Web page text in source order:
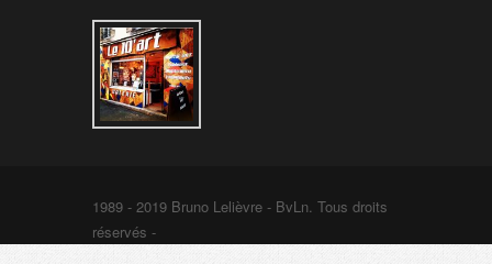
1989 - 2019 Bruno Lelièvre - BvLn. Tous droits
réservés -